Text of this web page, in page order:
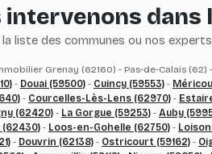
intervenons dans
liste des communes ou nos
Grenay (62160) - Pas-de-Calais (62) -
- Douai (59500) - Cuincy (59553) -
- Courcelles-Lès-Lens (62970) -
(62420) - La Gorgue (59253) - Auby
(62430) - Loos-en-Gohelle (62750) -
- Douvrin (62138) - Ostricourt (59162) -